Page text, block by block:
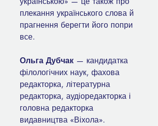
плекання українського слова й
прагнення берегти його попри
все.
Ольга Дубчак — кандидатка
філологічних наук, фахова
редакторка, літературна
редакторка, аудіоредакторка і
головна редакторка
видавництва «Віхола».